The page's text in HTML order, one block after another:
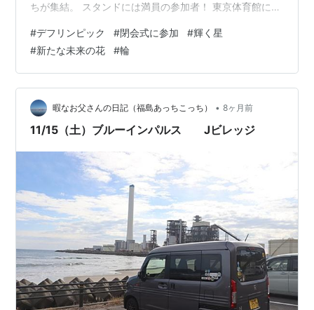
ちが集結。 スタンドには満員の参加者！ 東京体育館に入
通訳デフリンピックでの手話通訳には主に二つの種類が
あります。 1つは「国際手話（IS: International
Sign）」、もう1つは「日本手話（JSL: Japanese Sign
Language）」です。国際手話（IS）は、国際的な場で異
なる国の聴覚障害者同士がコミュニケーショ…
#デフリンピック #閉会式に参加 #輝く星
#新たな未来の花 #輪
暇なお父さんの日記（福島あっちこっち） • 8ヶ月前
11/15（土）ブルーインパルス Jビレッジ